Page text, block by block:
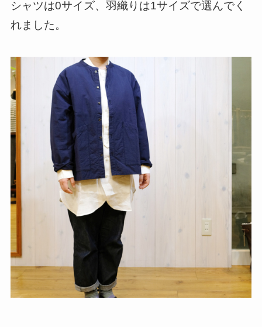
シャツは0サイズ、羽織りは1サイズで選んでく
れました。